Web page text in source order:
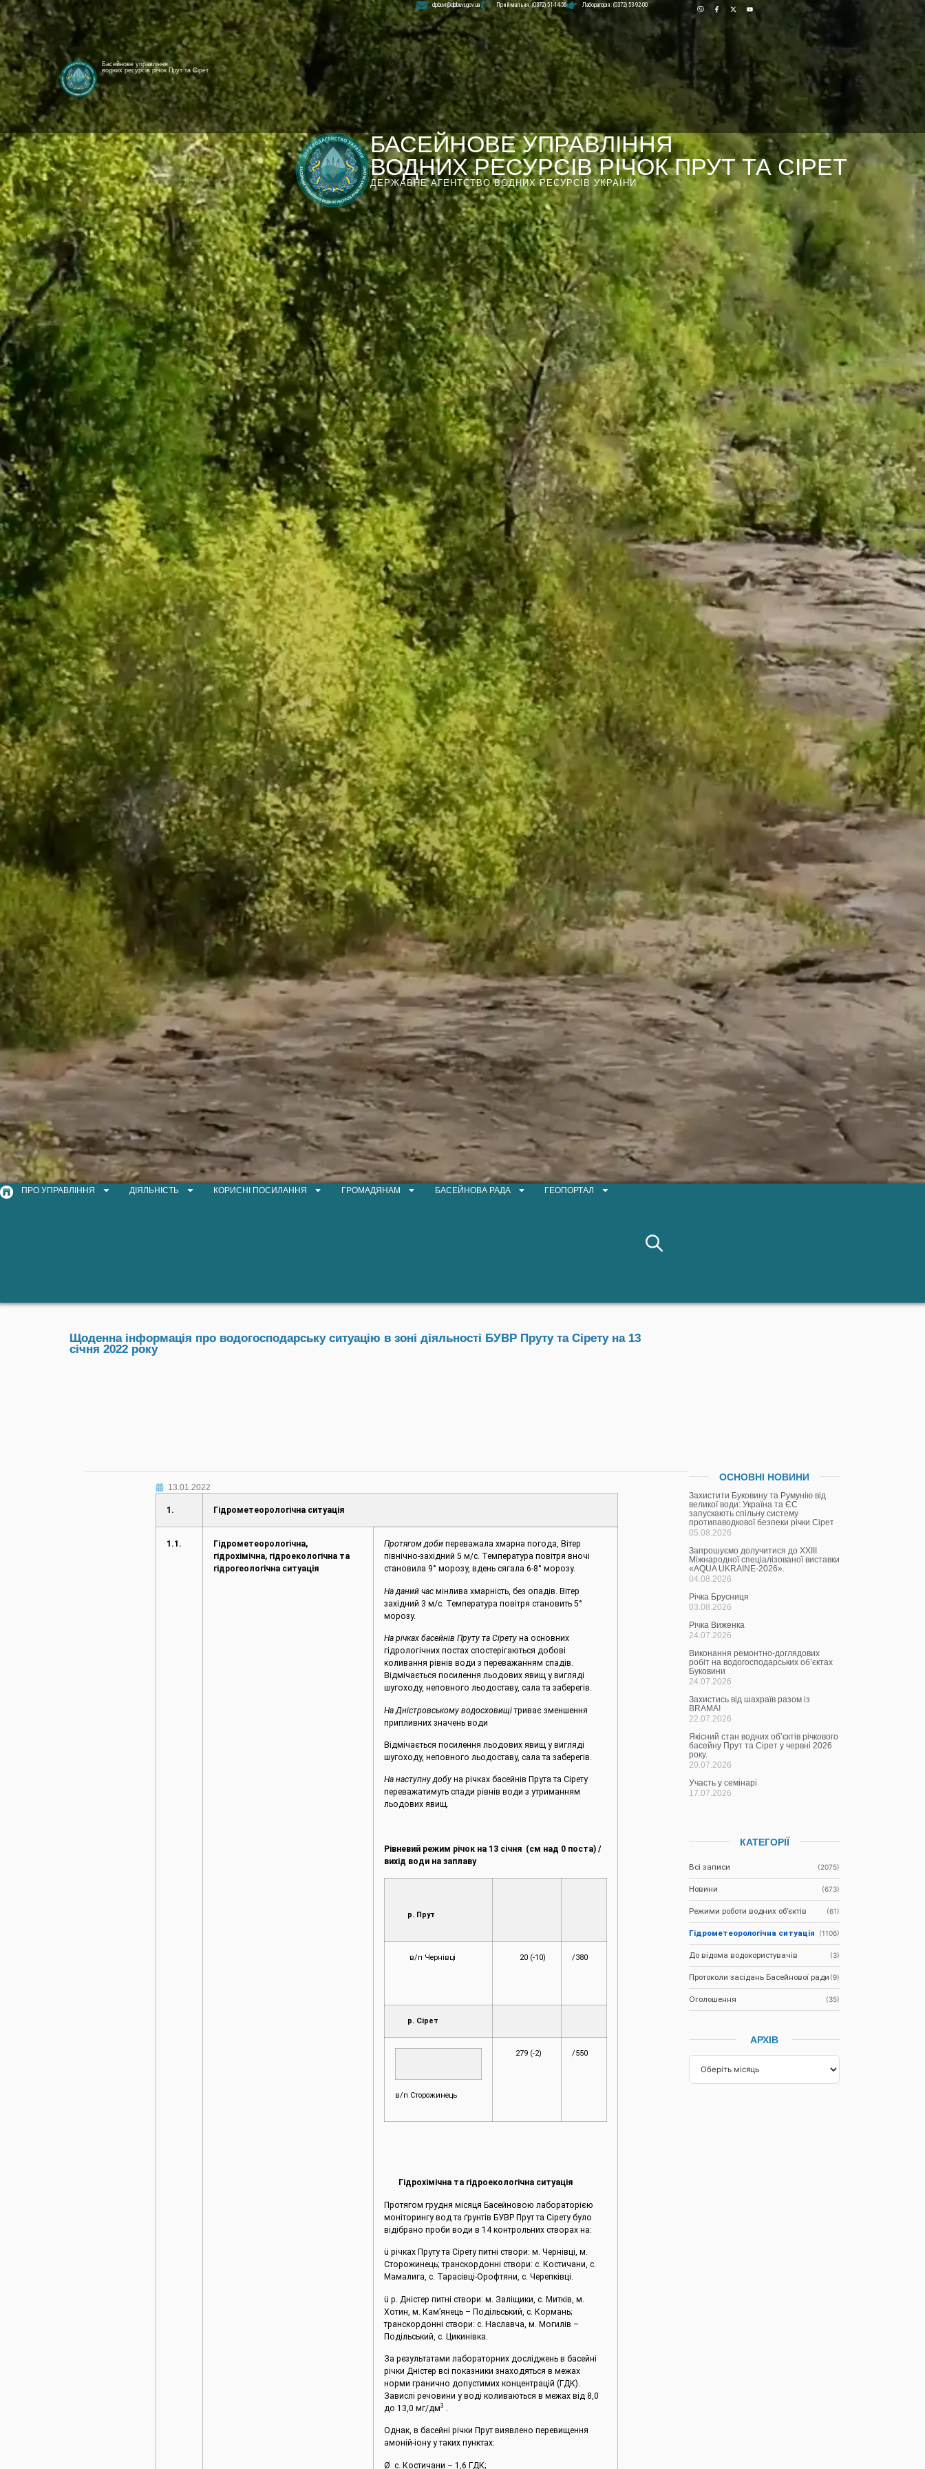
[newyear_garland]
Басейнове управління
водних ресурсів річок Прут та Сірет
Лабораторія: (0372) 53-92-00
dpbuvr@dpbuvr.gov.ua Приймальня: (0372) 51-14-56
БАСЕЙНОВЕ УПРАВЛІННЯ
ВОДНИХ РЕСУРСІВ РІЧОК ПРУТ ТА СІРЕТ
ДЕРЖАВНЕ АГЕНТСТВО ВОДНИХ РЕСУРСІВ УКРАЇНИ
ПРО УПРАВЛІННЯ ДІЯЛЬНІСТЬ КОРИСНІ ПОСИЛАННЯ ГРОМАДЯНАМ БАСЕЙНОВА РАДА ГЕОПОРТАЛ
Щоденна інформація про водогосподарську ситуацію в зоні діяльності БУВР Пруту та Сірету на 13
січня 2022 року
13.01.2022
1. Гідрометеорологічна ситуація
1.1.
Гідрометеорологічна,
гідрохімічна, гідроекологічна та
гідрогеологічна ситуація
Протягом доби переважала хмарна погода, Вітер
північно-західний 5 м/с. Температура повітря вночі
становила 9° морозу, вдень сягала 6-8° морозу.
На даний час мінлива хмарність, без опадів. Вітер
західний 3 м/с. Температура повітря становить 5°
морозу.
На річках басейнів Пруту та Сірету на основних
гідрологічних постах спостерігаються добові
коливання рівнів води з переважанням спадів.
Відмічається посилення льодових явищ у вигляді
шугоходу, неповного льодоставу, сала та заберегів.
На Дністровському водосховищітриває зменшення
припливних значень води
Відмічається посилення льодових явищ у вигляді
шугоходу, неповного льодоставу, сала та заберегів.
На наступну добуна річках басейнів Прута та Сірету
переважатимуть спади рівнів води з утриманням
льодових явищ.
Рівневий режим річок на 13 січня (см над 0 поста) /
вихід води на заплаву
р. Прут
в/п Чернівці 20 (-10) /380
р. Сірет
в/п Сторожинець
279 (-2) /550
Гідрохімічна та гідроекологічна ситуація
Протягом грудня місяця Басейновою лабораторією
моніторингу вод та ґрунтів БУВР Прут та Сірету було
відібрано проби води в 14 контрольних створах на:
ü річках Пруту та Сірету питні створи: м. Чернівці, м.
Сторожинець; транскордонні створи: с. Костичани, с.
Мамалига, с. Тарасівці-Орофтяни, с. Черепківці.
ü р. Дністер питні створи: м. Заліщики, с. Митків, м.
Хотин, м. Кам’янець – Подільський, с. Кормань;
транскордонні створи: с. Наславча, м. Могилів –
Подільський, с. Цикинівка.
За результатами лабораторних досліджень в басейні
річки Дністер всі показники знаходяться в межах
норми гранично допустимих концентрацій (ГДК).
Завислі речовини у воді коливаються в межах від 8,0
до 13,0 мг/дм3 .
Однак, в басейні річки Прут виявлено перевищення
амоній-іону у таких пунктах:
Ø с. Костичани – 1,6 ГДК;
ОСНОВНІ НОВИНИ
Захистити Буковину та Румунію від
великої води: Україна та ЄС
запускають спільну систему
протипаводкової безпеки річки Сірет
05.08.2026
Запрошуємо долучитися до ХХІІІ
Міжнародної спеціалізованої виставки
«AQUA UKRAINE-2026».
04.08.2026
Річка Брусниця
03.08.2026
Річка Виженка
24.07.2026
Виконання ремонтно-доглядових
робіт на водогосподарських об’єктах
Буковини
24.07.2026
Захистись від шахраїв разом із
BRAMA!
22.07.2026
Якісний стан водних об’єктів річкового
басейну Прут та Сірет у червні 2026
року.
20.07.2026
Участь у семінарі
17.07.2026
КАТЕГОРІЇ
Всі записи (2075)
Новини (673)
Режими роботи водних об’єктів (61)
Гідрометеорологічна ситуація (1106)
До відома водокористувачів (3)
Протоколи засідань Басейнової ради (9)
Оголошення (35)
АРХІВ